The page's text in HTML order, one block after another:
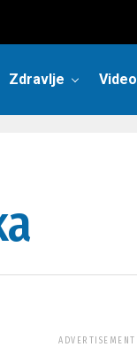
Zdravlje Video
ADVERTISEMENT